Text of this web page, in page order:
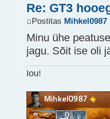
Re: GT3
Postitas Mihkel0987
Minu ühe
jagu. Sõit ise oli
Iou!